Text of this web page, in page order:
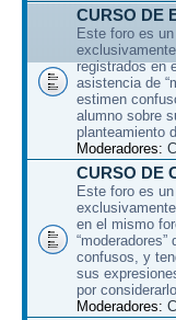
CURSO DE
Este foro es
registrados en
asistencia de
estimen
alumno sobre
planteamiento
Moderadores:
CURSO DE
Este foro es
en el mismo
confusos, y
sus
por
Moderadores: